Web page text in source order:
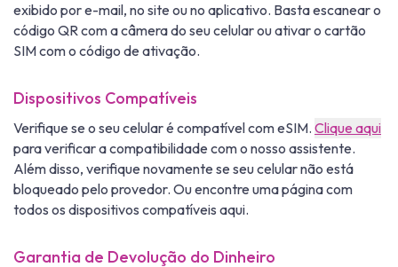
exibido por e-mail, no site ou no aplicativo. Basta escanear o
código QR com a câmera do seu celular ou ativar o cartão
SIM com o código de ativação.
Dispositivos Compatíveis
Verifique se o seu celular é compatível com eSIM. Clique aqui
para verificar a compatibilidade com o nosso assistente.
Além disso, verifique novamente se seu celular não está
bloqueado pelo provedor. Ou encontre uma página com
todos os dispositivos compatíveis aqui.
Garantia de Devolução do Dinheiro